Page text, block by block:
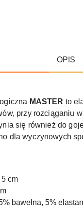
OPIS
MASTER to
przy rozciąganiu
się również do
dla wyczynowych
cm
bawełna, 5% elastan